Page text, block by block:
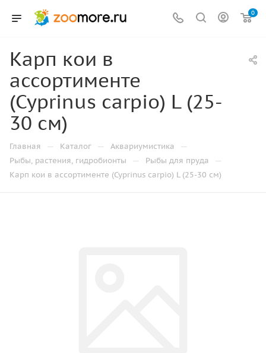
0
Карп кои в
ассортименте
(Cyprinus carpio) L (25-
30 см)
Главная — Каталог — Аквариумистика —
Рыбы, растения, гидробионты — Рыбы для пруда —
Карп кои в ассортименте (Cyprinus carpio) L (25-30 см)